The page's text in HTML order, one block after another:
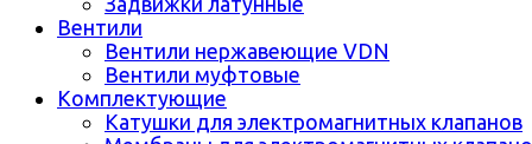
Вентили
Вентили нержавеющие VDN
Вентили муфтовые
Комплектующие
Катушки для электромагнитных клапанов